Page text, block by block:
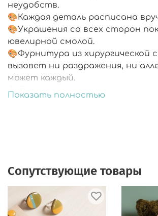
неудобств.
🎨Каждая деталь расписана
🎨Украшения со всех сторон
ювелирной смолой.
🎨Фурнитура из хирургической
вызовет ни раздражения, ни
может каждый.
🎨Подарочная упаковка.
Показать полностью
Сопутствующие товары